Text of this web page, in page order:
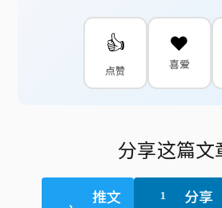
👍
点赞
❤️
喜爱
分享这篇文
推文 分享